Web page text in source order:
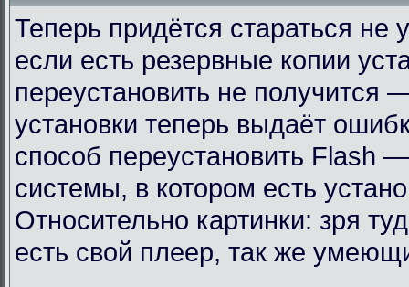
Теперь придётся стараться
если есть резервные копии
переустановить не получится
установки теперь выдаёт
способ переустановить Flash
системы, в котором есть
Относительно картинки: зря
есть свой плеер, так же